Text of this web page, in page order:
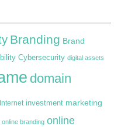
Branding Brand
Cybersecurity digital assets
domain
Internet investment marketing
online branding online